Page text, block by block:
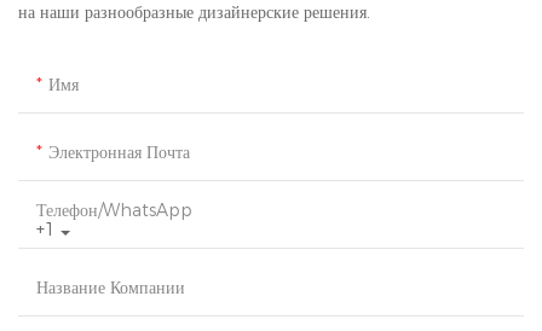
на наши разнообразные дизайнерские решения.
Имя
Электронная Почта
+1
Телефон/WhatsApp
Название Компании